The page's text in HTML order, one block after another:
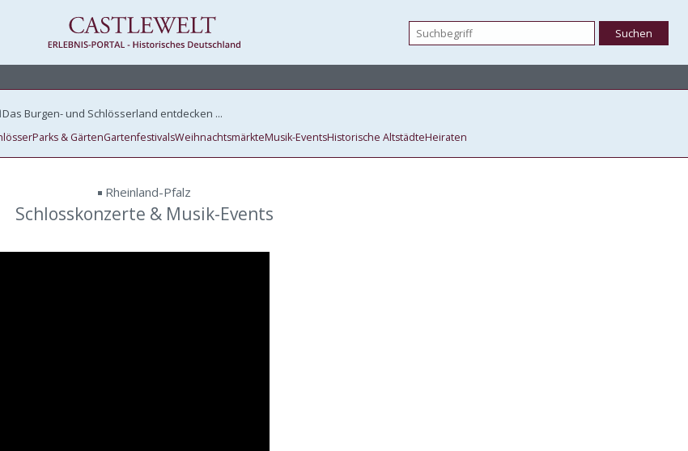
Rheinland-Pfalz
Schlosskonzerte & Musik-Events
Das Burgen- und Schlösserland entdecken ...
Parks & GärtenGartenfestivalsWeihnachtsmärkteMusik-EventsHistorische AltstädteHeiraten